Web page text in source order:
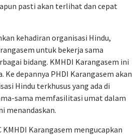
pasti akan terlihat dan cepat
kehadiran organisasi Hindu,
untuk bekerja sama
bidang. KMHDI Karangasem ini
Ke depannya PHDI Karangasem akan
Hindu terkhusus yang ada di
sama memfasilitasi umat dalam
menandaskan.
KMHDI Karangasem mengucapkan